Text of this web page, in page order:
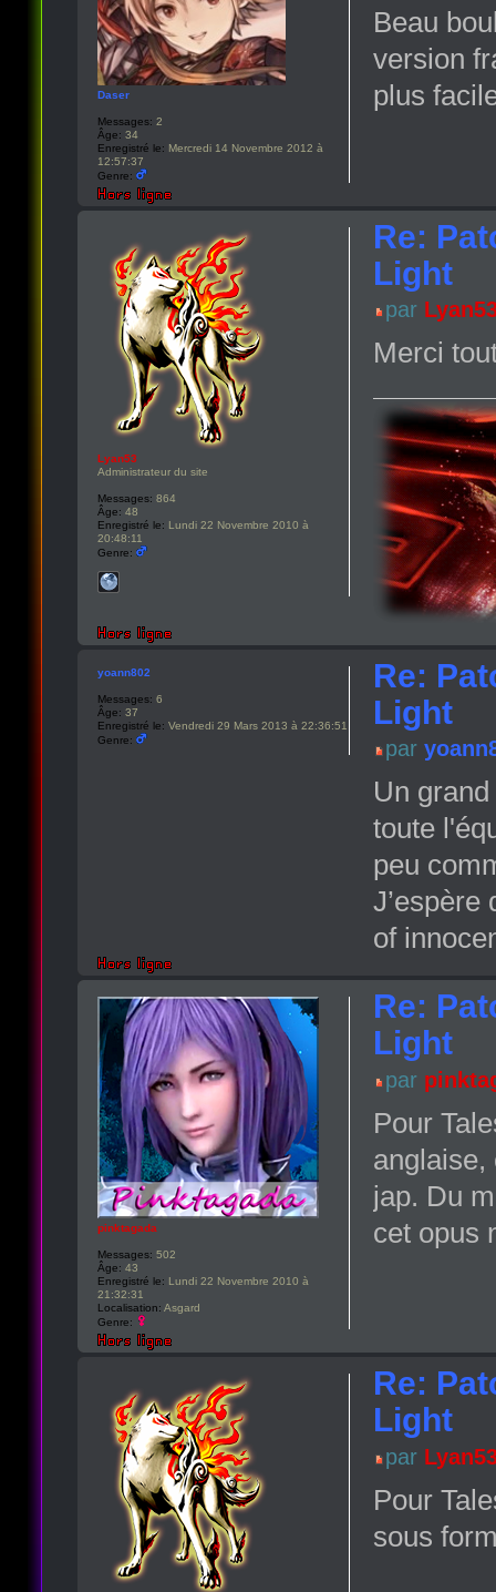
Beau
version
plus
Daser
Messages: 2
Âge: 34
Enregistré le: Mercredi 14 Novembre 2012 à
12:57:37
Genre:
Re:
Light
par
Merci
Lyan53
Administrateur du site
Messages: 864
Âge: 48
Enregistré le: Lundi 22 Novembre 2010 à
20:48:11
Genre:
Re:
Light
par
Un
toute
peu
of
yoann802
Messages: 6
Âge: 37
Enregistré le: Vendredi 29 Mars 2013 à 22:36:51
Genre:
Re:
Light
par
Pour
anglaise,
jap. Du
cet opus
pinktagada
Messages: 502
Âge: 43
Enregistré le: Lundi 22 Novembre 2010 à
21:32:31
Localisation: Asgard
Genre:
Re:
Light
par
Pour
sous